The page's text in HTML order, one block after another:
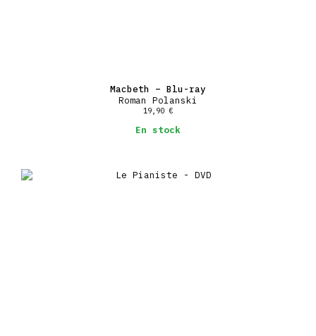
Macbeth – Blu-ray
Roman Polanski
19,90 €
En stock